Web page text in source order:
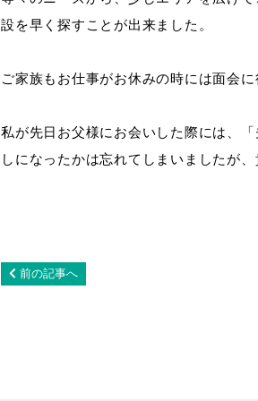
設を早く探すことが出来ました。
ご家族もお仕事がお休みの時には面会に
私が先日お父様にお会いした際には、
しになったかは忘れてしまいましたが
前の記事へ